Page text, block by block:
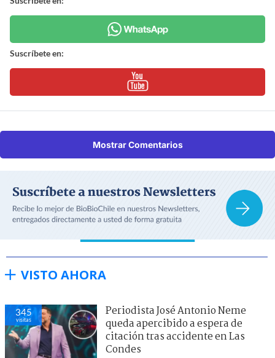
Suscríbete en:
Mostrar Comentarios
VISTO AHORA
345
visitas
Periodista José Antonio Neme
queda apercibido a espera de
citación tras accidente en Las
Condes